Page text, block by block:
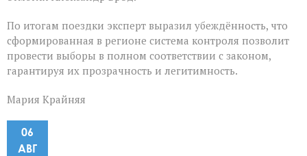
По итогам поездки эксперт выразил убеждённость, что
сформированная в регионе система контроля позволит
провести выборы в полном соответствии с законом,
гарантируя их прозрачность и легитимность.
Мария Крайняя
06
АВГ